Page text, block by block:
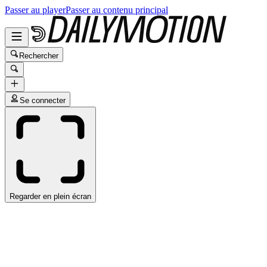
Passer au playerPasser au contenu principal
Rechercher
Se connecter
Regarder en plein écran